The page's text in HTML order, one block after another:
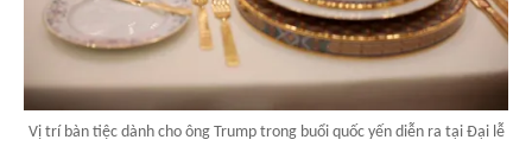
Vị trí bàn tiệc dành cho ông Trump trong buổi quốc yến diễn ra tại Đại lễ